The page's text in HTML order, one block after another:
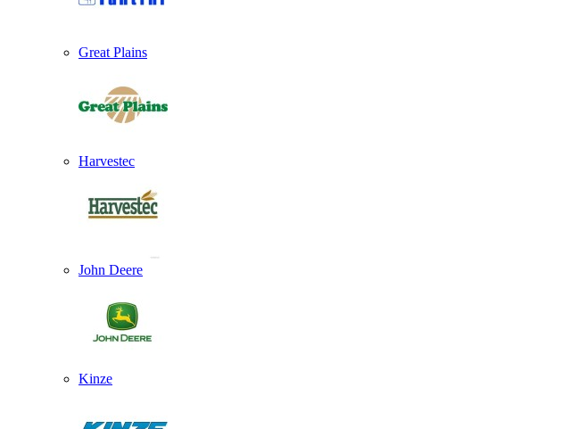
Great Plains
Harvestec
John Deere
Kinze